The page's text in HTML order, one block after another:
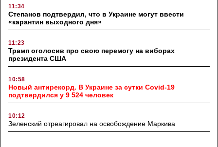
11:34
Степанов подтвердил, что в Украине могут ввести
«карантин выходного дня»
11:23
Трамп оголосив про свою перемогу на виборах
президента США
10:58
Новый антирекорд. В Украине за сутки Covid-19
подтвердился у 9 524 человек
10:12
Зеленский отреагировал на освобождение Маркива